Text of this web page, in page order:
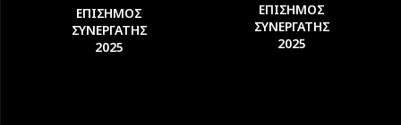
ΕΠΙΣΗΜΟΣ
ΣΥΝΕΡΓΑΤΗΣ
2025
ΕΠΙΣΗΜΟΣ
ΣΥΝΕΡΓΑΤΗΣ
2025